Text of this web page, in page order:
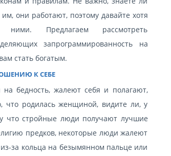
они работают, поэтому давайте хотя
Предлагаем рассмотреть
запрограммированность на
стать богатым.
К СЕБЕ
бедность, жалеют себя и полагают,
что родилась женщиной, видите ли, у
что стройные люди получают лучшие
предков, некоторые люди жалеют
за кольца на безымянном пальце или